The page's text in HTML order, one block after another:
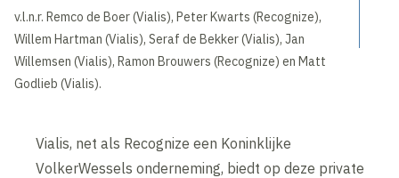
v.l.n.r. Remco de Boer (Vialis), Peter Kwarts (Recognize),
Willem Hartman (Vialis), Seraf de Bekker (Vialis), Jan
Willemsen (Vialis), Ramon Brouwers (Recognize) en Matt
Godlieb (Vialis).
Vialis, net als Recognize een Koninklijke
VolkerWessels onderneming, biedt op deze private